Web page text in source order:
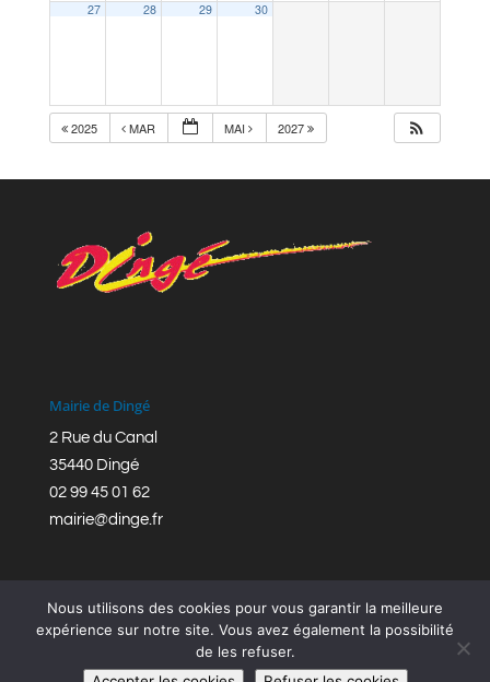
27 28 29 30
2025 MAR MAI 2027
Mairie de Dingé
2 Rue du Canal
35440 Dingé
02 99 45 01 62
mairie@dinge.fr
Réalisation © Mairie de Dingé,Bretagne Romantique
Nous utilisons des cookies pour vous garantir la meilleure
expérience sur notre site. Vous avez également la possibilité
de les refuser.